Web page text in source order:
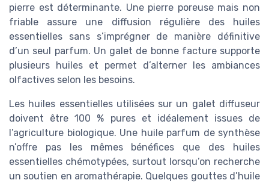
pierre est déterminante. Une pierre poreuse mais non
friable assure une diffusion régulière des huiles
essentielles sans s’imprégner de manière définitive
d’un seul parfum. Un galet de bonne facture supporte
plusieurs huiles et permet d’alterner les ambiances
olfactives selon les besoins.
Les huiles essentielles utilisées sur un galet diffuseur
doivent être 100 % pures et idéalement issues de
l’agriculture biologique. Une huile parfum de synthèse
n’offre pas les mêmes bénéfices que des huiles
essentielles chémotypées, surtout lorsqu’on recherche
un soutien en aromathérapie. Quelques gouttes d’huile